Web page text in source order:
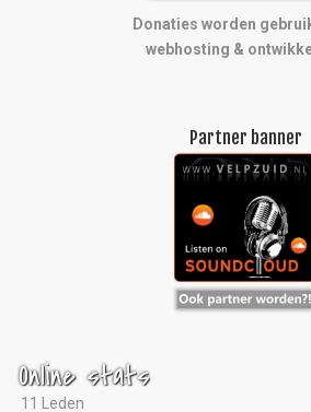
Donaties worden
webhosting &
Partner banner
Online stats
11 Leden